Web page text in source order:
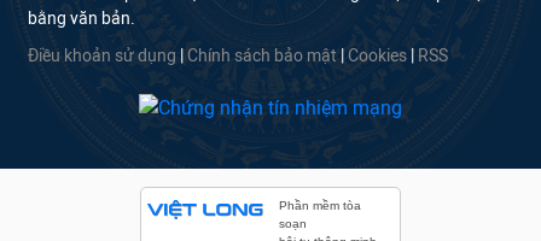
bằng văn bản.
Điều khoản sử dụng Chính sách bảo mật Cookies RSS
Phần mềm tòa
soạn